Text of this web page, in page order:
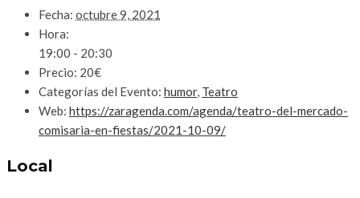
Fecha: octubre 9, 2021
Hora:
19:00 - 20:30
Precio: 20€
Categorías del Evento: humor, Teatro
Web: https://zaragenda.com/agenda/teatro-del-mercado-
comisaria-en-fiestas/2021-10-09/
Local